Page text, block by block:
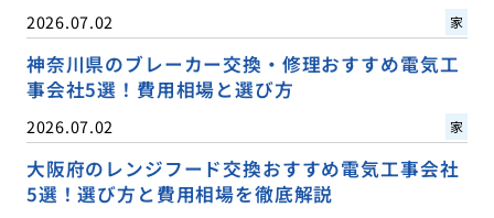
2026.07.02 家
神奈川県のブレーカー交換・修理おすすめ電気工
事会社5選！費用相場と選び方
2026.07.02 家
大阪府のレンジフード交換おすすめ電気工事会社
5選！選び方と費用相場を徹底解説